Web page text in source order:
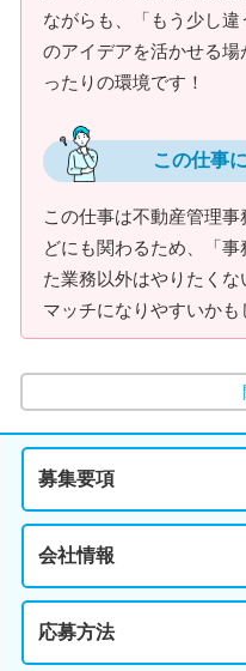
ながらも、「もう少し
のアイデアを活かせる
ったりの環境です！
この仕事
この仕事は不動産管理
どにも関わるため、「
た業務以外はやりたく
マッチになりやすいかも
募集要項
会社情報
応募方法